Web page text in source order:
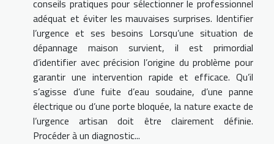
conseils pratiques pour sélectionner le professionnel
adéquat et éviter les mauvaises surprises. Identifier
l’urgence et ses besoins Lorsqu’une situation de
dépannage maison survient, il est primordial
d’identifier avec précision l’origine du problème pour
garantir une intervention rapide et efficace. Qu’il
s’agisse d’une fuite d’eau soudaine, d’une panne
électrique ou d’une porte bloquée, la nature exacte de
l’urgence artisan doit être clairement définie.
Procéder à un diagnostic...